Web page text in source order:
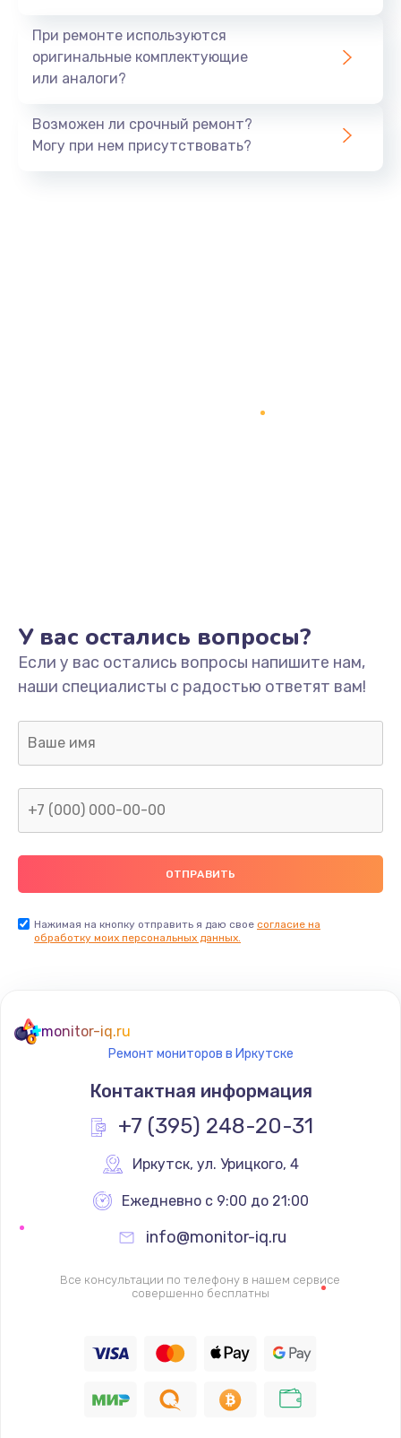
Заказать
1060 руб.
Замена процессора
995 руб.
Заказать
Замена шлейфа матрицы
2600 руб.
Замена видеочипа
Ремонт разъема питания
745 руб.
Заказать
Замена видеокарты
1600 руб.
Заказать
Ремонт цепей питания
2500 руб.
Заказать
Замена жесткого диска
Заказать
При ремонте используются
оригинальные комплектующие
или аналоги?
Возможен ли срочный ремонт?
Могу при нем присутствовать?
У вас остались вопросы?
Если у вас остались вопросы напишите нам,
наши специалисты с радостью ответят вам!
Нажимая на кнопку отправить я даю свое согласие на
обработку моих персональных данных.
monitor-iq.ru
Ремонт мониторов в Иркутске
Контактная информация
+7 (395) 248-20-31
Иркутск, ул. Урицкого, 4
Ежедневно с 9:00 до 21:00
info@monitor-iq.ru
Все консультации по телефону в нашем сервисе
совершенно бесплатны